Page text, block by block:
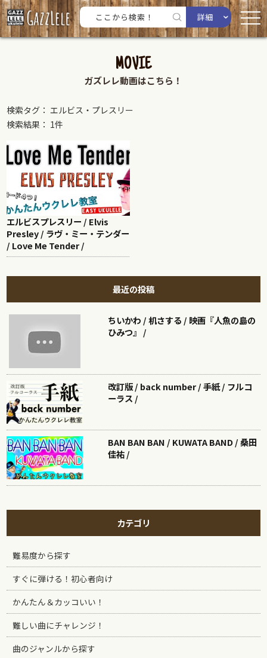
詳細
MOVIE
ガズレレ動画はこちら！
検索タグ： エルビス・プレスリー
検索結果： 1件
エルビスプレスリー / Elvis
Presley / ラヴ・ミー・テンダー
/ Love Me Tender /
最近の投稿
ちいかわ / 机さする / 映画『人魚の島の
ひみつ』 /
改訂版 / back number / 手紙 / フルコ
ーラス /
BAN BAN BAN / KUWATA BAND / 桑田
佳祐 /
カテゴリ
難易度から探す
すぐに弾ける！初心者向け
かんたん＆カッコいい！
難しい曲にチャレンジ！
曲のジャンルから探す